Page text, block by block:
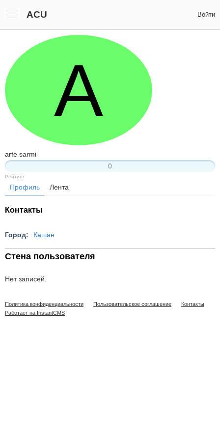
ACU Войти
A
arfe sarmi
0
Рейтинг
Профиль Лента
Контакты
Город: Кашан
Стена пользователя
Нет записей.
Политика конфиденциальности Пользовательское соглашение
Контакты
Работает на InstantCMS